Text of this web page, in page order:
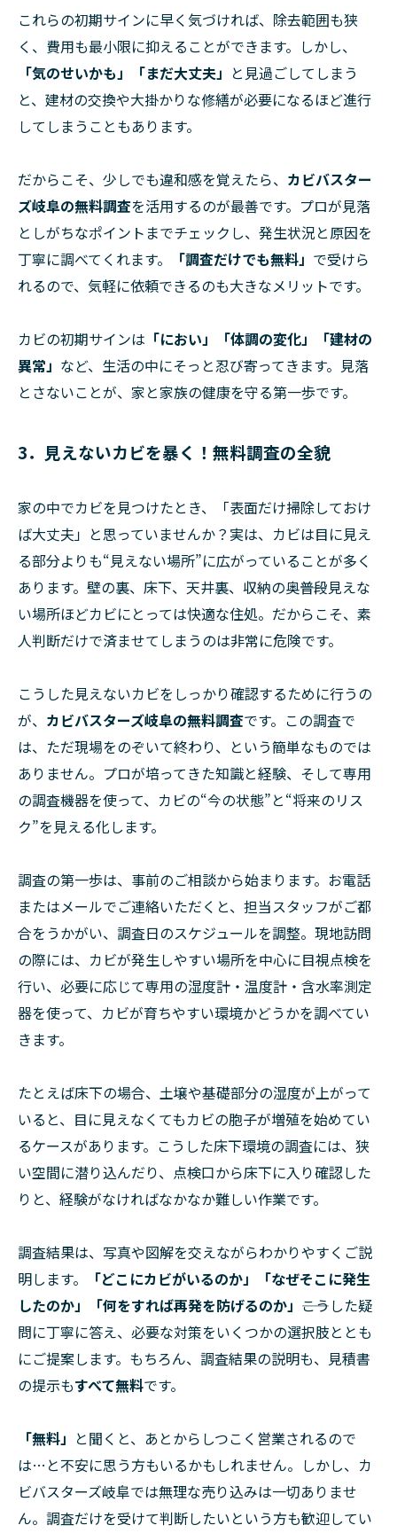
これらの初期サインに早く気づければ、除去範囲も狭
く、費用も最小限に抑えることができます。しかし、
「気のせいかも」「まだ大丈夫」 と見過ごしてしまう
と、建材の交換や大掛かりな修繕が必要になるほど進行
してしまうこともあります。
だからこそ、少しでも違和感を覚えたら、 カビバスター
ズ岐阜の無料調査を活用するのが最善です。プロが見落
としがちなポイントまでチェックし、発生状況と原因を
丁寧に調べてくれます。
「調査だけでも無料」 で受けら
れるので、気軽に依頼できるのも大きなメリットです。
カビの初期サインは 「におい」「体調の変化」「建材の
異常」 など、生活の中にそっと忍び寄ってきます。見落
とさないことが、家と家族の健康を守る第一歩です。
3．見えないカビを暴く！無料調査の全貌
家の中でカビを見つけたとき、「表面だけ掃除しておけ
ば大丈夫」と思っていませんか？実は、カビは目に見え
る部分よりも“見えない場所”に広がっていることが多く
あります。壁の裏、床下、天井裏、収納の奥――普段見えな
い場所ほどカビにとっては快適な住処。だからこそ、素
人判断だけで済ませてしまうのは非常に危険です。
こうした見えないカビをしっかり確認するために行うの
が、 カビバスターズ岐阜の無料調査です。この調査で
は、ただ現場をのぞいて終わり、という簡単なものでは
ありません。プロが培ってきた知識と経験、そして専用
の調査機器を使って、カビの“今の状態”と“将来のリス
ク”を見える化します。
調査の第一歩は、事前のご相談から始まります。お電話
またはメールでご連絡いただくと、担当スタッフがご都
合をうかがい、調査日のスケジュールを調整。現地訪問
の際には、カビが発生しやすい場所を中心に目視点検を
行い、必要に応じて専用の湿度計・温度計・含水率測定
器を使って、カビが育ちやすい環境かどうかを調べてい
きます。
たとえば床下の場合、土壌や基礎部分の湿度が上がって
いると、目に見えなくてもカビの胞子が増殖を始めてい
るケースがあります。こうした床下環境の調査には、狭
い空間に潜り込んだり、点検口から床下に入り確認した
りと、経験がなければなかなか難しい作業です。
調査結果は、写真や図解を交えながらわかりやすくご説
明します。
「どこにカビがいるのか」「なぜそこに発生
したのか」「何をすれば再発を防げるのか」 ――こうした疑
問に丁寧に答え、必要な対策をいくつかの選択肢ととも
にご提案します。もちろん、調査結果の説明も、見積書
の提示もすべて無料です。
「無料」 と聞くと、あとからしつこく営業されるので
は…と不安に思う方もいるかもしれません。しかし、カ
ビバスターズ岐阜では無理な売り込みは一切ありませ
ん。調査だけを受けて判断したいという方も歓迎してい